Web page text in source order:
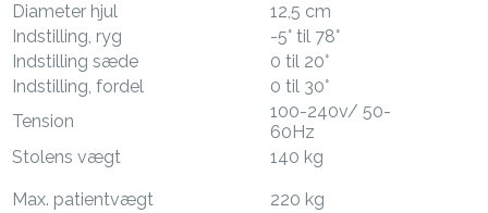
Diameter hjul
12,5 cm
Indstilling, ryg
-5° til 78°
Indstilling sæde
0 til 20°
Indstilling, fordel
0 til 30°
Tension
100-240v/ 50-
60Hz
Stolens vægt
140 kg
Max. patientvægt 220 kg